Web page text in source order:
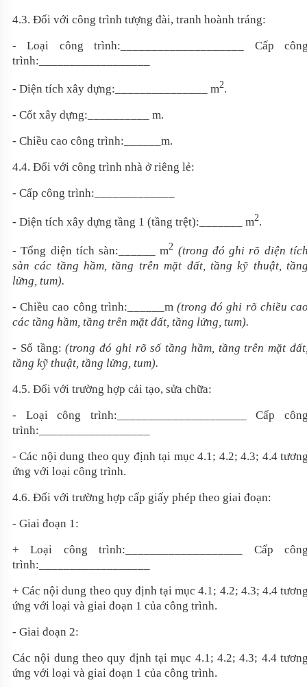
4.3. Đối với công trình tượng đài, tranh hoành tráng:
- Loại công trình:
Cấp
trình:
- Diện tích xây dựng: m2.
- Cốt xây dựng:
m.
- Chiều cao công trình:
m.
4.4. Đối với công trình nhà ở riêng lẻ:
- Cấp công trình:_____________
- Diện tích xây dựng tầng 1 (tầng trệt): m2.
- Tổng diện tích sàn: m2 (trong đó ghi rõ diện
sàn các tầng hầm, tầng trên mặt đất, tầng kỹ thuật,
lửng, tum).
- Chiều cao công trình:
m(trong đó ghi rõ chiều
các tầng hầm, tầng trên mặt đất, tầng lửng, tum).
- Số tầng:(trong đó ghi rõ số tầng hầm, tầng trên mặt
tầng kỹ thuật, tầng lửng, tum).
4.5. Đối với trường hợp cải tạo, sửa chữa:
- Loại công trình: _____________________Cấp
trình:
- Các nội dung theo quy định tại mục 4.1; 4.2; 4.3; 4.4
ứng với loại công trình.
4.6. Đối với trường hợp cấp giấy phép theo giai đoạn:
- Giai đoạn 1:
+ Loại công trình:
Cấp
trình:
+ Các nội dung theo quy định tại mục 4.1; 4.2; 4.3; 4.4
ứng với loại và giai đoạn 1 của công trình.
- Giai đoạn 2:
Các nội dung theo quy định tại mục 4.1; 4.2; 4.3; 4.4
ứng với loại và giai đoạn 1 của công trình.